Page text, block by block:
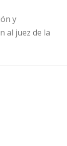
y
al juez de la